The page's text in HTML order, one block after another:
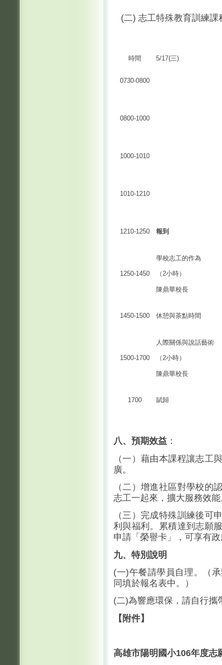
(二) 志工特殊教育訓練課
時間 5/17(三)
0730-0800
0800-1000
1000-1010
1010-1210
1210-1250 報到
1250-1450
學校志工的作為
（2小時）
陳鼎華校長
1450-1500 休憩與茶點時間
1500-1700
人際關係與說話藝術
（2小時）
陳鼎華校長
1700 賦歸
八、預期效益 ：
（一）藉由本課程讓志工
廣。
（二）增進社區對學校的
志工一起來，擴大服務效
（三）完成特殊訓練後可
利與福利。累積達到志願
申請「榮譽卡」，可享有
九、特別說明
(一)午餐請學員自理。（
同填於報名表中。）
(二)為響應環保，請自行攜
【附件】
高雄市陽明國小106年度志